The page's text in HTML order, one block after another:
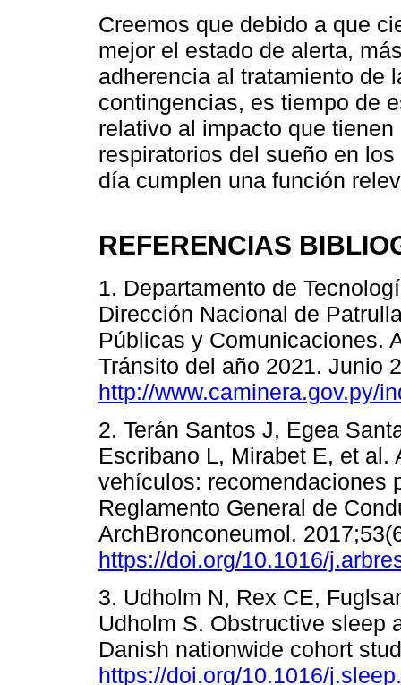
Creemos que debido a que
mejor el estado de alerta,
adherencia al tratamiento de
contingencias, es tiempo de
relativo al impacto que
respiratorios del sueño en
día cumplen una función
REFERENCIAS
1. Departamento de
Dirección Nacional de
Públicas y Comunicaciones.
Tránsito del año 2021. Junio
http://www.caminera.gov.py/
2. Terán Santos J, Egea
Escribano L, Mirabet E, et
vehículos: recomendaciones
Reglamento General de
ArchBronconeumol.
https://doi.org/10.1016/
3. Udholm N, Rex CE,
Udholm S. Obstructive sleep
Danish nationwide cohort
https://doi.org/10.1016/